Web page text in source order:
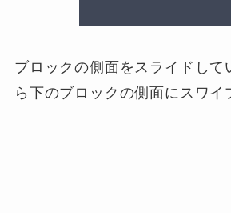
ブロックの側面をスライドして
ら下のブロックの側面にスワイ